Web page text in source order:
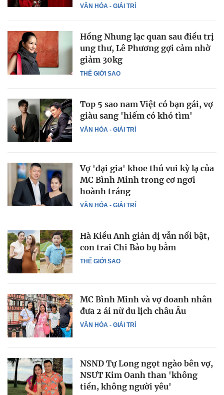
VĂN HÓA - GIẢI TRÍ
THẾ GIỚI SAO
Hồng Nhung lạc quan sau điều trị
ung thư, Lê Phương gợi cảm nhờ
giảm 30kg
VĂN HÓA - GIẢI TRÍ
Top 5 sao nam Việt có bạn gái, vợ
giàu sang 'hiếm có khó tìm'
VĂN HÓA - GIẢI TRÍ
Vợ 'đại gia' khoe thú vui kỳ lạ của
MC Bình Minh trong cơ ngơi
hoành tráng
THẾ GIỚI SAO
Hà Kiều Anh giản dị vẫn nổi bật,
con trai Chi Bảo bụ bẫm
VĂN HÓA - GIẢI TRÍ
MC Bình Minh và vợ doanh nhân
đưa 2 ái nữ du lịch châu Âu
NSND Tự Long ngọt ngào bên vợ,
NSƯT Kim Oanh than 'không
tiền, không người yêu'